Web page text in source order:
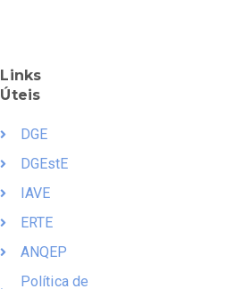
Links
Úteis
DGE
DGEstE
IAVE
ERTE
ANQEP
Política de